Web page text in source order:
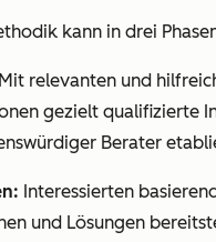
kann in drei
Mit relevanten und
gezielt qualifizierte
Berater
Interessierten
und Lösungen